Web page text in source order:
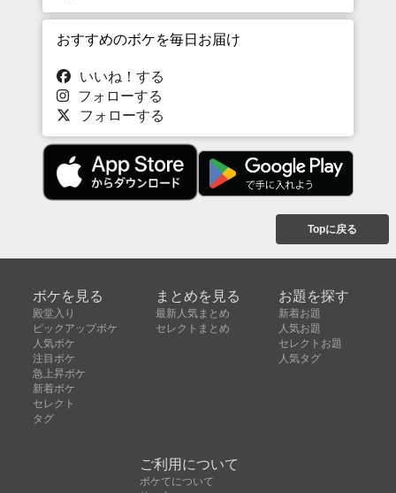
おすすめのボケを毎日お届け
いいね！する
フォローする
フォローする
Topに戻る
ボケを見る
殿堂入り
ピックアップボケ
人気ボケ
注目ボケ
急上昇ボケ
新着ボケ
セレクト
タグ
まとめを見る
最新人気まとめ
セレクトまとめ
お題を探す
新着お題
人気お題
セレクトお題
人気タグ
ご利用について
ボケてについて